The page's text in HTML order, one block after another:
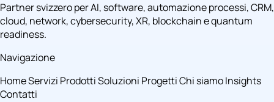
Partner svizzero per AI, software, automazione processi, CRM,
cloud, network, cybersecurity, XR, blockchain e quantum
readiness.
Navigazione
HomeServizi ProdottiSoluzioni ProgettiChi siamoInsights
Contatti